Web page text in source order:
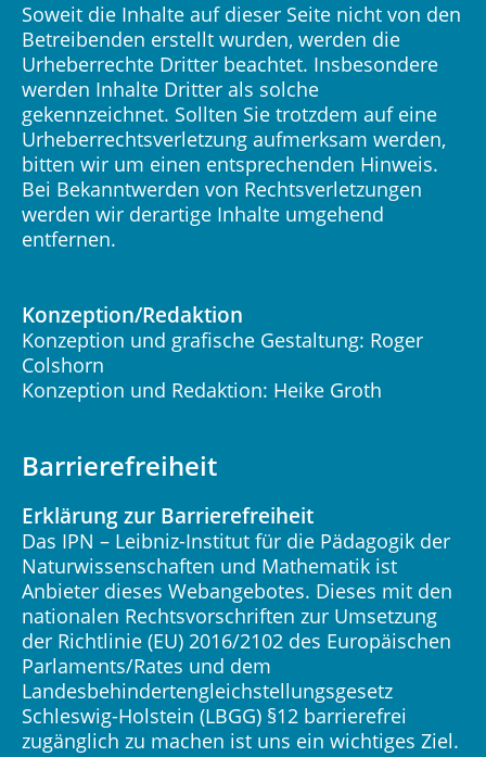
Soweit die Inhalte auf dieser Seite nicht von den
Betreibenden erstellt wurden, werden die
Urheberrechte Dritter beachtet. Insbesondere
werden Inhalte Dritter als solche
gekennzeichnet. Sollten Sie trotzdem auf eine
Urheberrechtsverletzung aufmerksam werden,
bitten wir um einen entsprechenden Hinweis.
Bei Bekanntwerden von Rechtsverletzungen
werden wir derartige Inhalte umgehend
entfernen.
Konzeption/Redaktion
Konzeption und grafische Gestaltung: Roger
Colshorn
Konzeption und Redaktion: Heike Groth
Barrierefreiheit
Erklärung zur Barrierefreiheit
Das IPN – Leibniz-Institut für die Pädagogik der
Naturwissenschaften und Mathematik ist
Anbieter dieses Webangebotes. Dieses mit den
nationalen Rechtsvorschriften zur Umsetzung
der Richtlinie (EU) 2016/2102 des Europäischen
Parlaments/Rates und dem
Landesbehindertengleichstellungsgesetz
Schleswig-Holstein (LBGG) §12 barrierefrei
zugänglich zu machen ist uns ein wichtiges Ziel.